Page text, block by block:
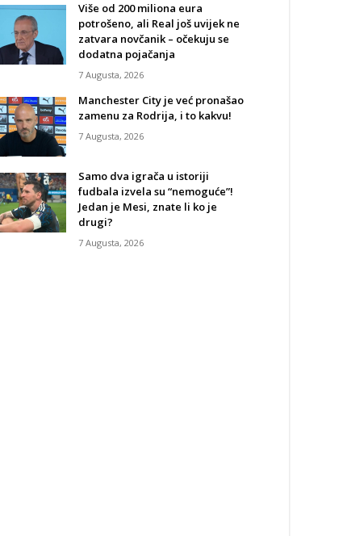
Više od 200 miliona eura
potrošeno, ali Real još uvijek ne
zatvara novčanik – očekuju se
dodatna pojačanja
7 Augusta, 2026
Manchester City je već pronašao
zamenu za Rodrija, i to kakvu!
7 Augusta, 2026
Samo dva igrača u istoriji
fudbala izvela su “nemoguće”!
Jedan je Mesi, znate li ko je
drugi?
7 Augusta, 2026